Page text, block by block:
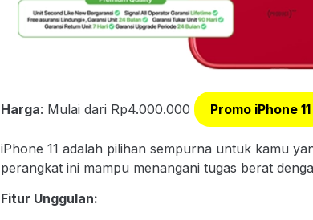
Harga: Mulai dari Rp4.000.000 Promo iPhone 11
iPhone 11 adalah pilihan sempurna untuk kamu
perangkat ini mampu menangani tugas berat
Fitur Unggulan: